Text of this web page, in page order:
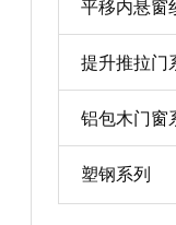
平移内悬窗
提升推拉门
铝包木门窗
塑钢系列
隔热性能，真正做